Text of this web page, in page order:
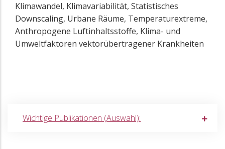
Klimawandel, Klimavariabilität, Statistisches
Downscaling, Urbane Räume, Temperaturextreme,
Anthropogene Luftinhaltsstoffe, Klima- und
Umweltfaktoren vektorübertragener Krankheiten
Wichtige Publikationen (Auswahl):